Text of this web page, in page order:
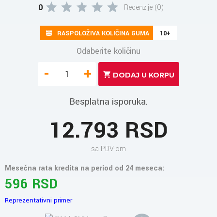
0 Recenzije (0)
RASPOLOŽIVA KOLIČINA GUMA 10+
Odaberite količinu
- +
Besplatna isporuka.
12.793 RSD
sa PDV-om
Mesečna rata kredita na period od 24 meseca:
596 RSD
Reprezentativni primer